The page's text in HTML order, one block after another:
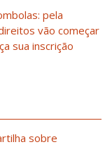
pela
vão começar
sua inscrição
sobre